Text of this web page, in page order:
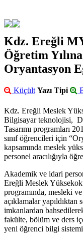
Kdz. Ereğli
Öğretim
Oryantasyon
Küçült Yazı Tipi
Kdz. Ereğli Meslek
Bilgisayar teknolojisi,
Tasarımı programları
sınıf öğrencileri için
kapsamında meslek
personel aracılığıyla
Akademik ve idari
Ereğli Meslek
programında, mesleki
açıklamalar
imkanlardan
fakülte, bölüm ve ders
yeni öğrenci bilgi